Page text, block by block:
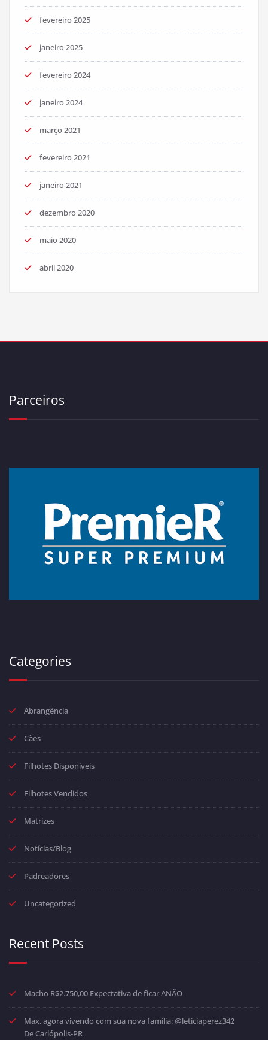
fevereiro 2025
janeiro 2025
fevereiro 2024
janeiro 2024
março 2021
fevereiro 2021
janeiro 2021
dezembro 2020
maio 2020
abril 2020
Parceiros
Categories
Abrangência
Cães
Filhotes Disponíveis
Filhotes Vendidos
Matrizes
Notícias/Blog
Padreadores
Uncategorized
Recent Posts
Macho R$2.750,00 Expectativa de ficar ANÃO
Max, agora vivendo com sua nova família: @leticiaperez342
De Carlópolis-PR